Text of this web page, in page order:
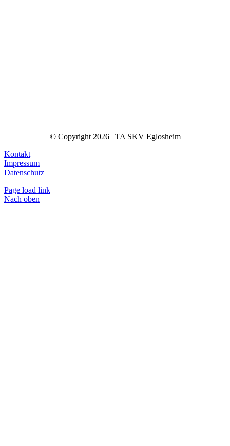
© Copyright 2026 | TA SKV Eglosheim
Kontakt
Impressum
Datenschutz
Page load link
Nach oben